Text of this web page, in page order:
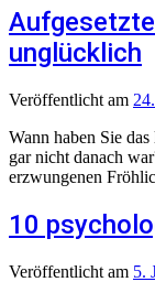
unglücklich
Veröffentlicht am
Wann haben Sie
gar nicht danach
erzwungenen
10
Veröffentlicht am 5.